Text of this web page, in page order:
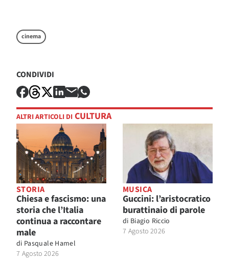
cinema
CONDIVIDI
ALTRI ARTICOLI DI CULTURA
STORIA
Chiesa e fascismo: una
storia che l’Italia
continua a raccontare
male
di Pasquale Hamel
7 Agosto 2026
MUSICA
Guccini: l’aristocratico
burattinaio di parole
di Biagio Riccio
7 Agosto 2026